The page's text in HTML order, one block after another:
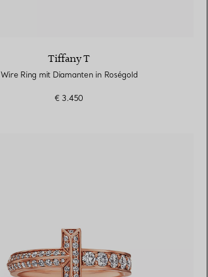
Tiffany T
Wire Ring mit Diamanten in Roségold
€ 3.450